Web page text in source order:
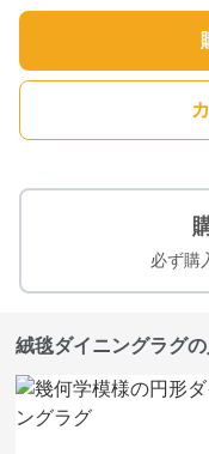
必ず購
絨毯ダイニングラグ